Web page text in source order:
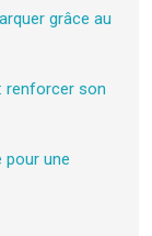
grâce au
renforcer son
pour une